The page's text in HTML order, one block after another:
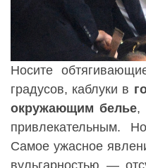
Носите
градусов, каблуки в
окружающим белье,
привлекательным.
Самое ужасное
вульгарностью —